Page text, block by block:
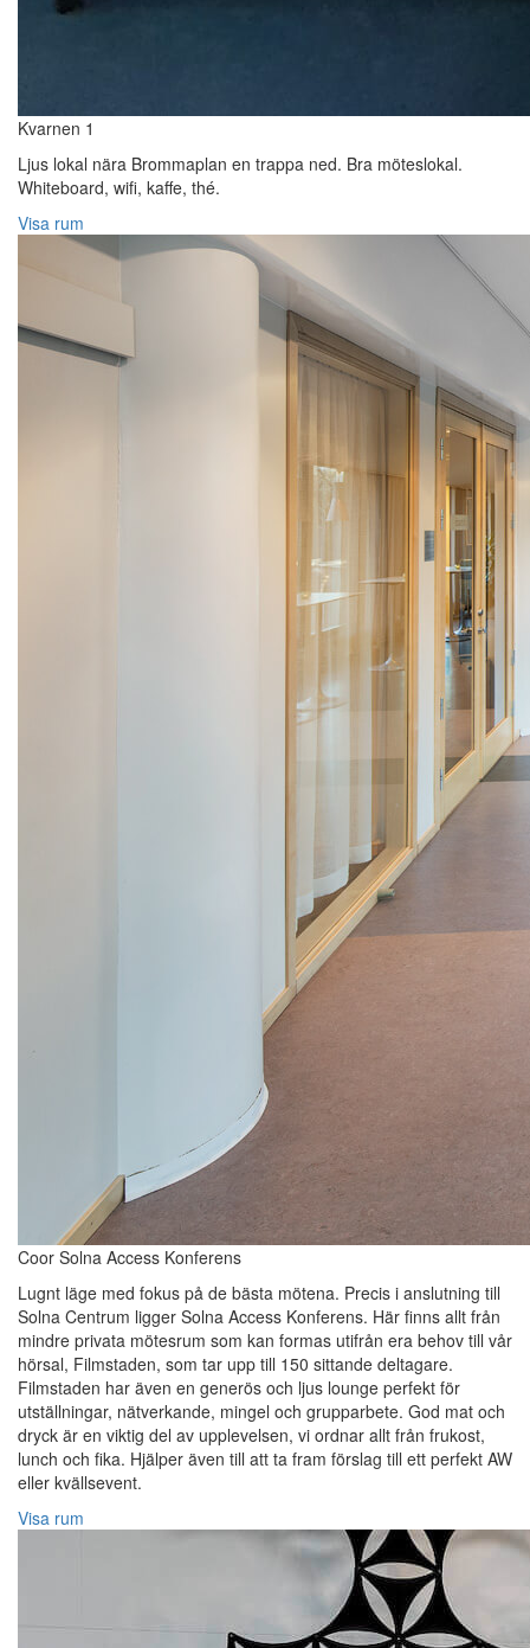
Kvarnen 1
Ljus lokal nära Brommaplan en trappa ned. Bra möteslokal.
Whiteboard, wifi, kaffe, thé.
Visa rum
Coor Solna Access Konferens
Lugnt läge med fokus på de bästa mötena. Precis i anslutning till
Solna Centrum ligger Solna Access Konferens. Här finns allt från
mindre privata mötesrum som kan formas utifrån era behov till vår
hörsal, Filmstaden, som tar upp till 150 sittande deltagare.
Filmstaden har även en generös och ljus lounge perfekt för
utställningar, nätverkande, mingel och grupparbete. God mat och
dryck är en viktig del av upplevelsen, vi ordnar allt från frukost,
lunch och fika. Hjälper även till att ta fram förslag till ett perfekt AW
eller kvällsevent.
Visa rum